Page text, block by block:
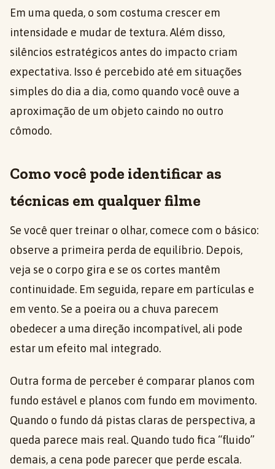
Em uma queda, o som costuma crescer em
intensidade e mudar de textura. Além disso,
silêncios estratégicos antes do impacto criam
expectativa. Isso é percebido até em situações
simples do dia a dia, como quando você ouve a
aproximação de um objeto caindo no outro
cômodo.
Como você pode identificar as
técnicas em qualquer filme
Se você quer treinar o olhar, comece com o básico:
observe a primeira perda de equilíbrio. Depois,
veja se o corpo gira e se os cortes mantêm
continuidade. Em seguida, repare em partículas e
em vento. Se a poeira ou a chuva parecem
obedecer a uma direção incompatível, ali pode
estar um efeito mal integrado.
Outra forma de perceber é comparar planos com
fundo estável e planos com fundo em movimento.
Quando o fundo dá pistas claras de perspectiva, a
queda parece mais real. Quando tudo fica “fluido”
demais, a cena pode parecer que perde escala.